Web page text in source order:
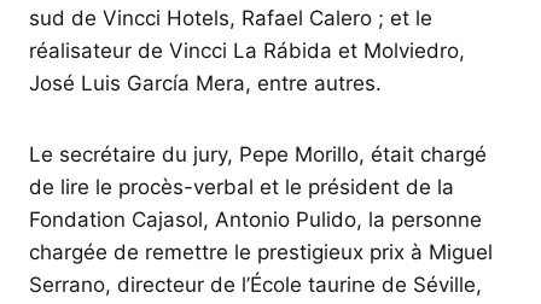
sud de Vincci Hotels, Rafael Calero ; et le
réalisateur de Vincci La Rábida et Molviedro,
José Luis García Mera, entre autres.
Le secrétaire du jury, Pepe Morillo, était chargé
de lire le procès-verbal et le président de la
Fondation Cajasol, Antonio Pulido, la personne
chargée de remettre le prestigieux prix à Miguel
Serrano, directeur de l’École taurine de Séville,